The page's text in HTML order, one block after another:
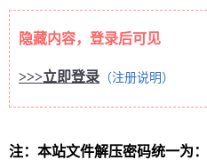
隐藏内容，登录后可见
>>>立即登录 （注册说明）
注：本站文件解压密码统一为：